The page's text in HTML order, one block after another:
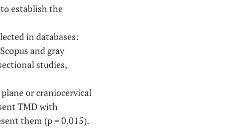
establish the
in databases:
and gray
studies,
or craniocervical
TMD with
them (p = 0.015).